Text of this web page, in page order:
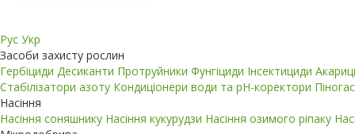
Рус Укр
Засоби захисту рослин
Гербіциди Десиканти Протруйники Фунгіциди Інсектициди
Стабілізатори азоту Кондиціонери води та pH-коректори
Насіння
Насіння соняшнику Насіння кукурудзи Насіння озимого ріпаку